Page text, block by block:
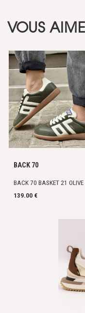
VOUS
BACK 70
BACK 70 BASKET 21
139.00 €